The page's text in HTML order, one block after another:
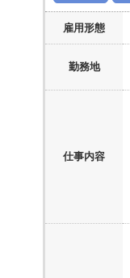
雇用形態
勤務地
仕事内容